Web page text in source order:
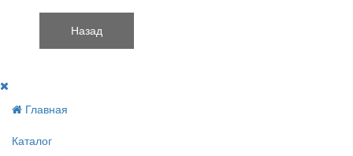
Главная
Каталог